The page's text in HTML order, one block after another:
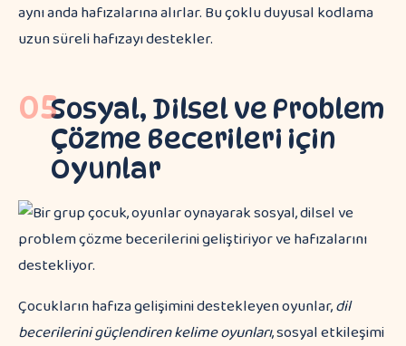
aynı anda hafızalarına alırlar. Bu çoklu duyusal kodlama
uzun süreli hafızayı destekler.
05Sosyal, Dilsel ve Problem
Çözme Becerileri için
Oyunlar
Çocukların hafıza gelişimini destekleyen oyunlar,dil
becerilerini güçlendiren kelime oyunları, sosyal etkileşimi